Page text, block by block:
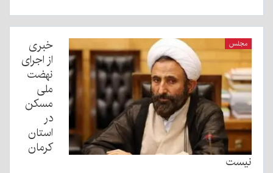
مجلس
خبری
از اجرای
نهضت
ملی
مسکن
در
استان
کرمان
نیست